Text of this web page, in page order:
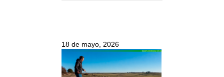
18 de mayo, 2026